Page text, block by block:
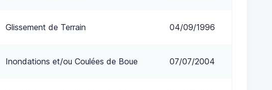
Glissement de Terrain 04/09/1996
Inondations et/ou Coulées de Boue 07/07/2004